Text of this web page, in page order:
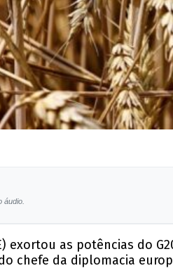
áudio.
exortou as potências do
chefe da diplomacia